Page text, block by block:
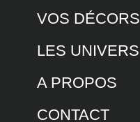
VOS DÉCORS
LES UNIVERS
A PROPOS
CONTACT